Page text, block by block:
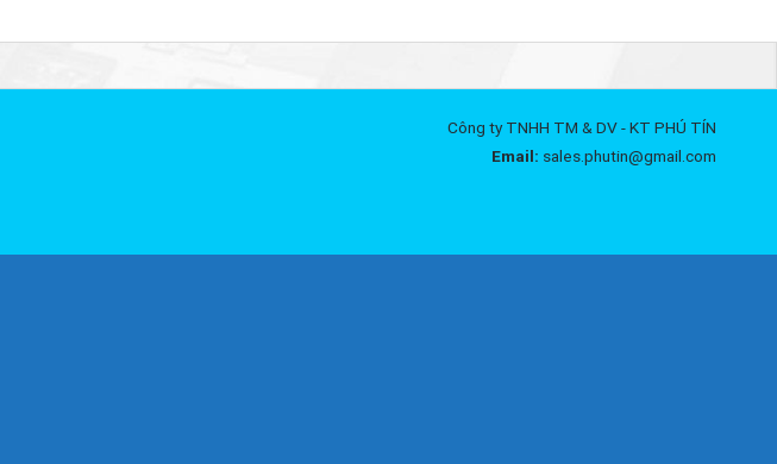
Công ty TNHH TM & DV - KT PHÚ TÍN
Email: sales.phutin@gmail.com